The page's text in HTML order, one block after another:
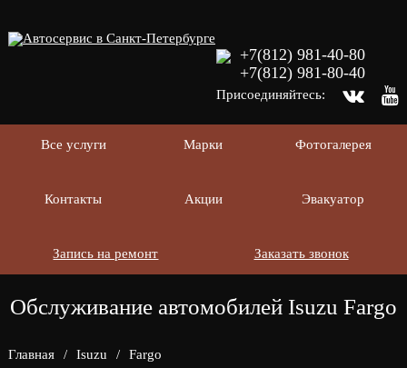
+7(812) 981-40-80
+7(812) 981-80-40
Присоединяйтесь:
Все услуги Марки Фотогалерея
Контакты Акции Эвакуатор
Заказать звонок
Запись на ремонт
Обслуживание автомобилей Isuzu Fargo
Главная / Isuzu / Fargo